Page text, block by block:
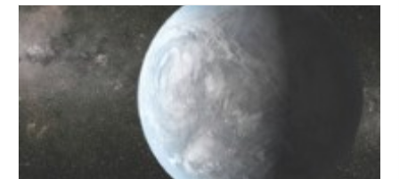
Research, κάθε φορά που ο Δίας επισκιάζει την Ίο
και εμποδίζει την πρόσβασή της στον Ήλιο (για
περίπου δύο ώρες, κάθε μέρα